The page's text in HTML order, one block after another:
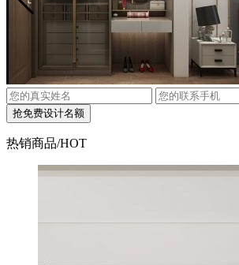
抢免费设计名额
热销商品/HOT